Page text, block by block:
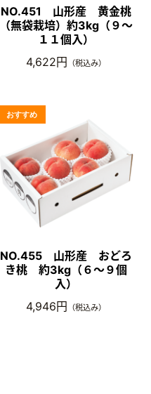
NO.451 山形産 黄金桃
（無袋栽培）約3kg（９～
１１個入）
4,622円 （税込み）
NO.455 山形産 おどろ
き桃 約3kg（６～９個
入）
4,946円 （税込み）